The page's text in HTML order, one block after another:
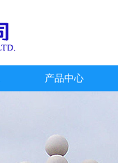
产品中心